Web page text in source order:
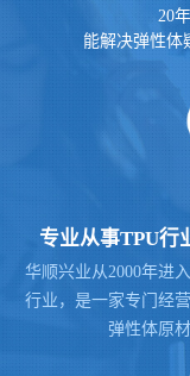
20
能解决弹性体
专业从事TPU行
华顺兴业从2000年进
行业，是一家专门经
弹性体原